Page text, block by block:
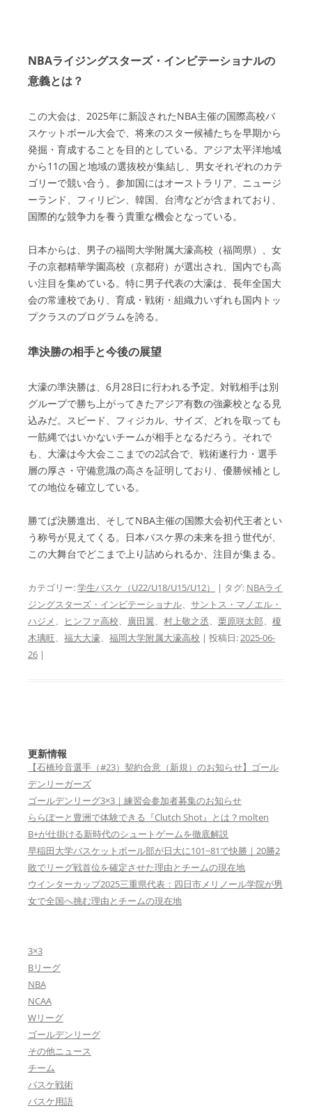
NBAライジングスターズ・インビテーショナルの
意義とは？
この大会は、2025年に新設されたNBA主催の国際高校バ
スケットボール大会で、将来のスター候補たちを早期から
発掘・育成することを目的としている。アジア太平洋地域
から11の国と地域の選抜校が集結し、男女それぞれのカテ
ゴリーで競い合う。参加国にはオーストラリア、ニュージ
ーランド、フィリピン、韓国、台湾などが含まれており、
国際的な競争力を養う貴重な機会となっている。
日本からは、男子の福岡大学附属大濠高校（福岡県）、女
子の京都精華学園高校（京都府）が選出され、国内でも高
い注目を集めている。特に男子代表の大濠は、長年全国大
会の常連校であり、育成・戦術・組織力いずれも国内トッ
プクラスのプログラムを誇る。
準決勝の相手と今後の展望
大濠の準決勝は、6月28日に行われる予定。対戦相手は別
グループで勝ち上がってきたアジア有数の強豪校となる見
込みだ。スピード、フィジカル、サイズ、どれを取っても
一筋縄ではいかないチームが相手となるだろう。それで
も、大濠は今大会ここまでの2試合で、戦術遂行力・選手
層の厚さ・守備意識の高さを証明しており、優勝候補とし
ての地位を確立している。
勝てば決勝進出、そしてNBA主催の国際大会初代王者とい
う称号が見えてくる。日本バスケ界の未来を担う世代が、
この大舞台でどこまで上り詰められるか、注目が集まる。
カテゴリー:学生バスケ（U22/U18/U15/U12） | タグ: NBAライ
ジングスターズ・インビテーショナル、 サントス・マノエル・
ハジメ、 ヒンファ高校、 廣田翼、 村上敬之丞、 栗原咲太郎、 榎
木璃旺、 福大大濠、 福岡大学附属大濠高校 | 投稿日:2025-06-
26 |
更新情報
【石橋玲音選手（#23）契約合意（新規）のお知らせ】ゴール
デンリーガーズ
ゴールデンリーグ3×3｜練習会参加者募集のお知らせ
ららぽーと豊洲で体験できる『Clutch Shot』とは？molten
B+が仕掛ける新時代のシュートゲームを徹底解説
早稲田大学バスケットボール部が日大に101−81で快勝｜20勝2
敗でリーグ戦首位を確定させた理由とチームの現在地
ウインターカップ2025三重県代表：四日市メリノール学院が男
女で全国へ挑む理由とチームの現在地
3×3
Bリーグ
NBA
NCAA
Wリーグ
ゴールデンリーグ
その他ニュース
チーム
バスケ戦術
バスケ用語